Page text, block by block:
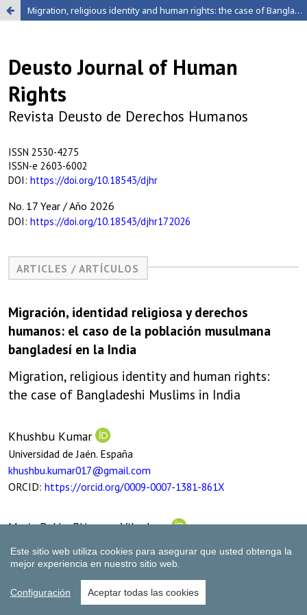
Migration, religious identity and human rights: the case of Bangladeshi Muslims in India
Este sitio web utiliza cookies para asegurar que usted obtenga la
mejor experiencia en nuestro sitio web.
Configuración Aceptar todas las cookies